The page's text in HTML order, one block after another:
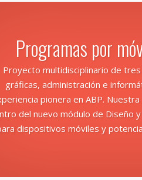
Programas por
Proyecto multidisciplinario de
gráficas, administración e
pionera en ABP.
del nuevo módulo de Diseño
dispositivos móviles y